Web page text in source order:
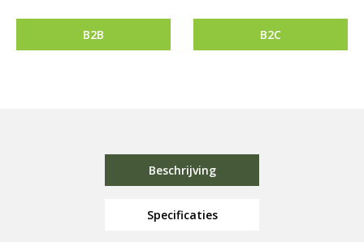
B2B B2C
Beschrijving
Specificaties